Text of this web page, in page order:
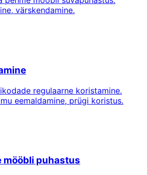
värskendamine.
regulaarne koristamine.
eemaldamine, prügi koristus.
mööbli puhastus